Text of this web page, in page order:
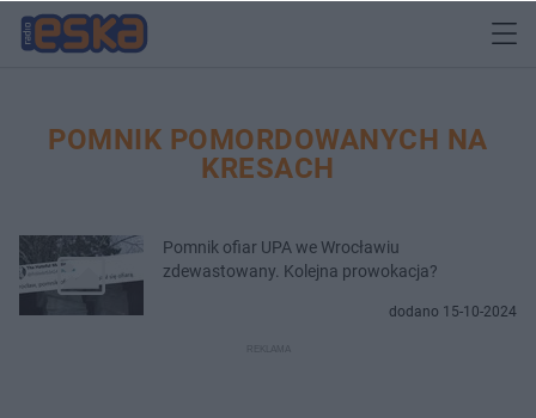
POMNIK POMORDOWANYCH NA
KRESACH
Pomnik ofiar UPA we Wrocławiu
zdewastowany. Kolejna prowokacja?
dodano 15-10-2024